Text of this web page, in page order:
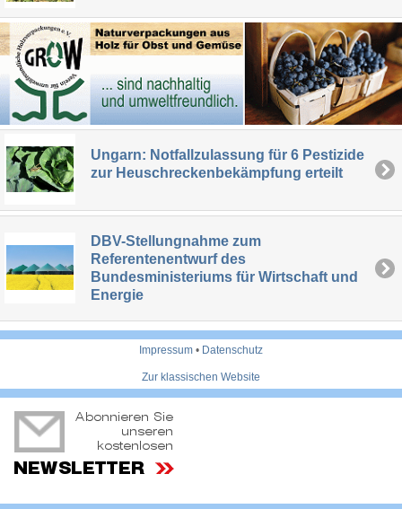
Ungarn: Notfallzulassung für 6 Pestizide
zur Heuschreckenbekämpfung erteilt
DBV-Stellungnahme zum
Referentenentwurf des
Bundesministeriums für Wirtschaft und
Energie
Impressum • Datenschutz
Zur klassischen Website